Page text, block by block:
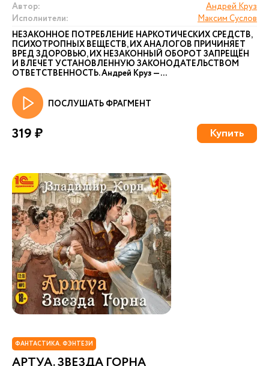
Автор:
Андрей Круз
Исполнители:
Максим Суслов
НЕЗАКОННОЕ ПОТРЕБЛЕНИЕ НАРКОТИЧЕСКИХ СРЕДСТВ,
ПСИХОТРОПНЫХ ВЕЩЕСТВ, ИХ АНАЛОГОВ ПРИЧИНЯЕТ
ВРЕД ЗДОРОВЬЮ, ИХ НЕЗАКОННЫЙ ОБОРОТ ЗАПРЕЩЁН
И ВЛЕЧЕТ УСТАНОВЛЕННУЮ ЗАКОНОДАТЕЛЬСТВОМ
ОТВЕТСТВЕННОСТЬ. Андрей Круз — ...
ПОСЛУШАТЬ ФРАГМЕНТ
319 ₽ Купить
ФАНТАСТИКА. ФЭНТЕЗИ